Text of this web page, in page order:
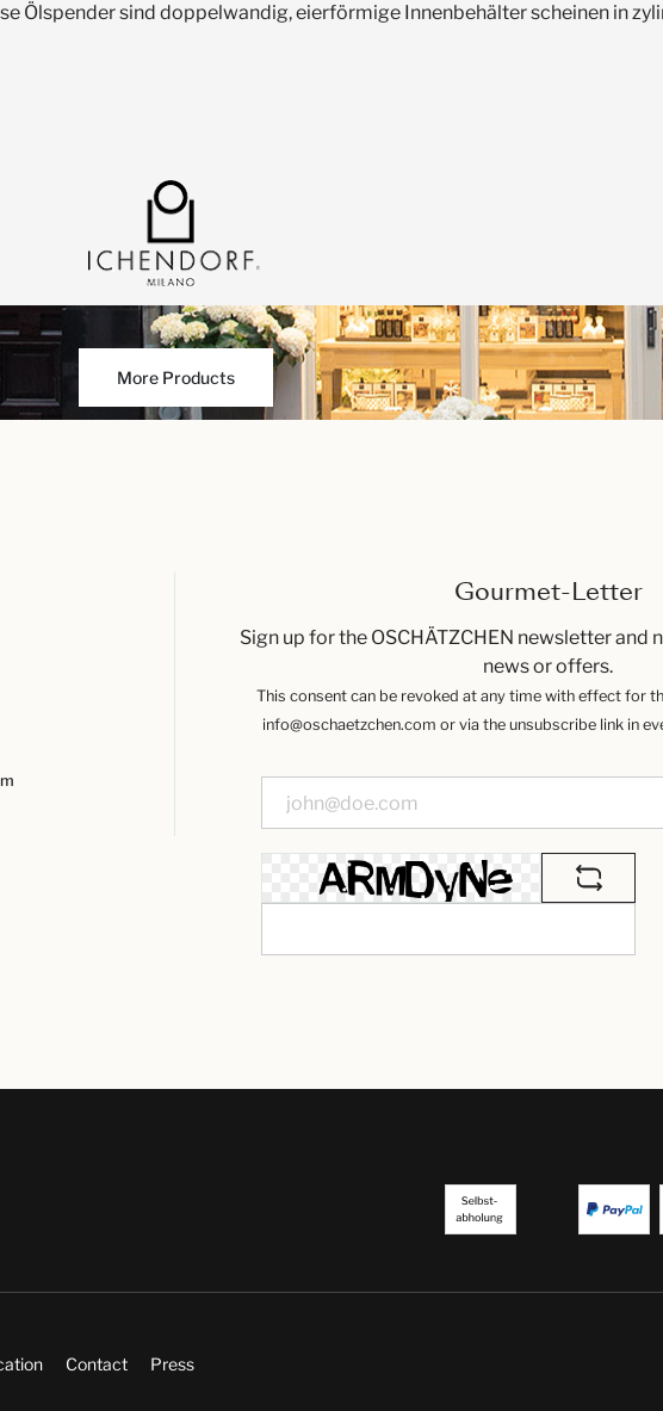
Ölspender sind doppelwandig, eierförmige Innenbehälter scheinen in
More Products
Gourmet-Letter
Sign up for the OSCHÄTZCHEN newsletter and
news or offers.
This consent can be revoked at any time with effect for
info@oschaetzchen.com or via the unsubscribe link in
Contact Press